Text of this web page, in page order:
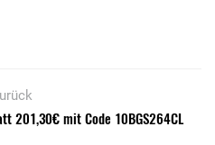
201,30€ mit Code 10BGS264CL